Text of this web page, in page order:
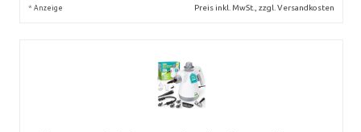
* Anzeige Preis inkl. MwSt., zzgl. Versandkosten